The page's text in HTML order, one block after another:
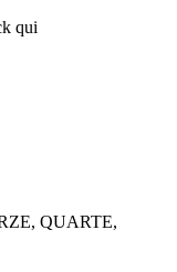
qui
QUARTE,